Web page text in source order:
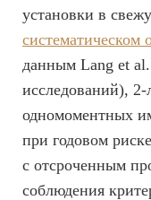
установки в
систематическом
данным Lang et
исследований),
одномоментных
при годовом
с отсроченным
соблюдения